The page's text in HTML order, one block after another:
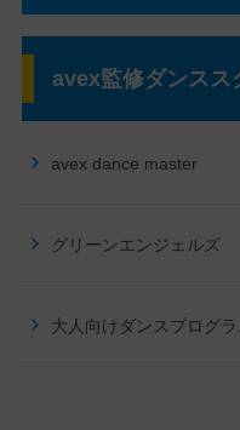
avex監修ダンスス
avex dance master
グリーンエンジェルズ
大人向けダンスプログラ